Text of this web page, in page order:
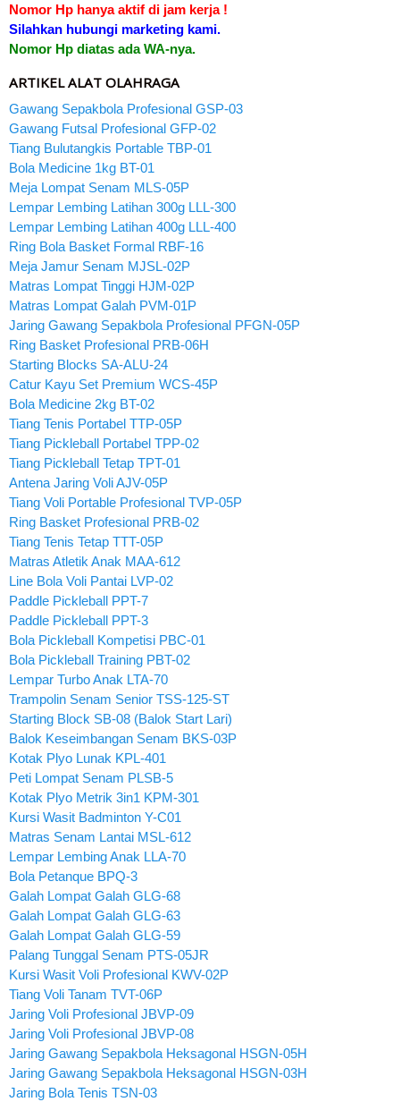
Nomor Hp hanya aktif di jam kerja !
Silahkan hubungi marketing kami.
Nomor Hp diatas ada WA-nya.
ARTIKEL ALAT OLAHRAGA
Gawang Sepakbola Profesional GSP-03
Gawang Futsal Profesional GFP-02
Tiang Bulutangkis Portable TBP-01
Bola Medicine 1kg BT-01
Meja Lompat Senam MLS-05P
Lempar Lembing Latihan 300g LLL-300
Lempar Lembing Latihan 400g LLL-400
Ring Bola Basket Formal RBF-16
Meja Jamur Senam MJSL-02P
Matras Lompat Tinggi HJM-02P
Matras Lompat Galah PVM-01P
Jaring Gawang Sepakbola Profesional PFGN-05P
Ring Basket Profesional PRB-06H
Starting Blocks SA-ALU-24
Catur Kayu Set Premium WCS-45P
Bola Medicine 2kg BT-02
Tiang Tenis Portabel TTP-05P
Tiang Pickleball Portabel TPP-02
Tiang Pickleball Tetap TPT-01
Antena Jaring Voli AJV-05P
Tiang Voli Portable Profesional TVP-05P
Ring Basket Profesional PRB-02
Tiang Tenis Tetap TTT-05P
Matras Atletik Anak MAA-612
Line Bola Voli Pantai LVP-02
Paddle Pickleball PPT-7
Paddle Pickleball PPT-3
Bola Pickleball Kompetisi PBC-01
Bola Pickleball Training PBT-02
Lempar Turbo Anak LTA-70
Trampolin Senam Senior TSS-125-ST
Starting Block SB-08 (Balok Start Lari)
Balok Keseimbangan Senam BKS-03P
Kotak Plyo Lunak KPL-401
Peti Lompat Senam PLSB-5
Kotak Plyo Metrik 3in1 KPM-301
Kursi Wasit Badminton Y-C01
Matras Senam Lantai MSL-612
Lempar Lembing Anak LLA-70
Bola Petanque BPQ-3
Galah Lompat Galah GLG-68
Galah Lompat Galah GLG-63
Galah Lompat Galah GLG-59
Palang Tunggal Senam PTS-05JR
Kursi Wasit Voli Profesional KWV-02P
Tiang Voli Tanam TVT-06P
Jaring Voli Profesional JBVP-09
Jaring Voli Profesional JBVP-08
Jaring Gawang Sepakbola Heksagonal HSGN-05H
Jaring Gawang Sepakbola Heksagonal HSGN-03H
Jaring Bola Tenis TSN-03